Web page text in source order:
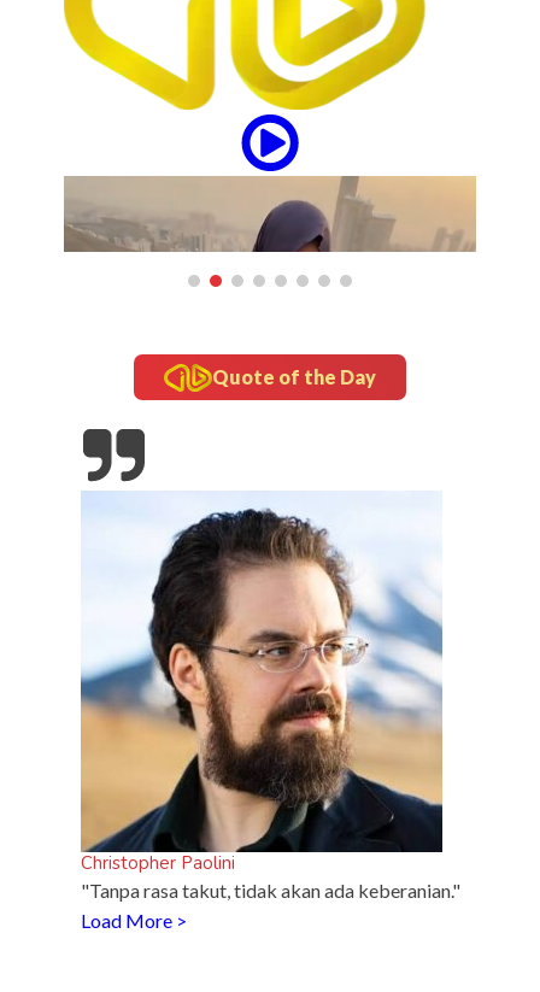
updates
Quote of the Day
Christopher Paolini
"Tanpa rasa takut, tidak akan ada keberanian."
Load More >